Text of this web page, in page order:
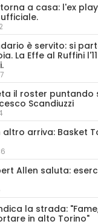
a casa: l'ex
è servito: si
La Effe al Ruffini
il roster puntando
Scandiuzzi
altro arriva: Basket
Allen saluta:
la strada:
in alto Torino"